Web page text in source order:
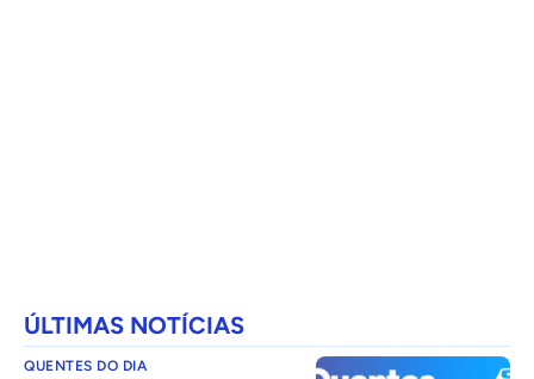
ÚLTIMAS NOTÍCIAS
QUENTES DO DIA